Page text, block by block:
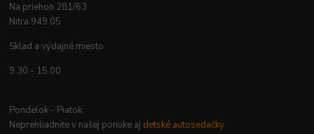
Na priehon 281/63
Nitra 949 05
Sklad a výdajné miesto
9.30 - 15.00
Pondelok - Piatok
Neprehliadnite v našej ponuke aj detské autosedačky